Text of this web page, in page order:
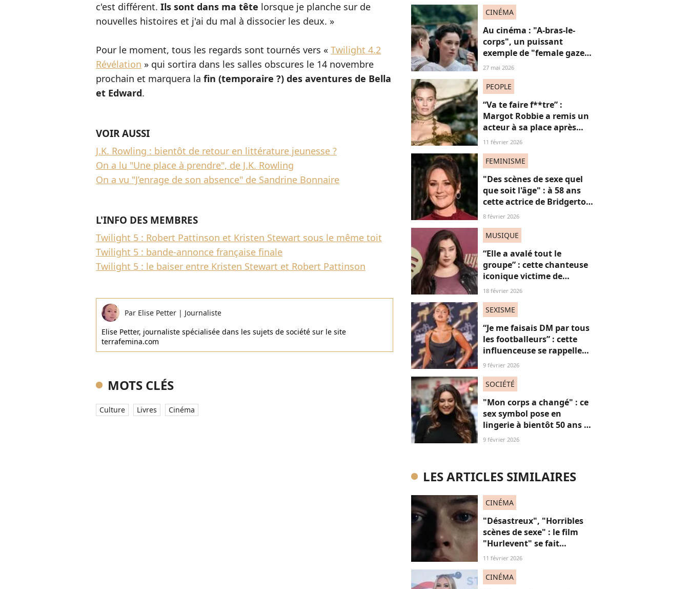
c'est différent. Ils sont dans ma tête lorsque je planche sur de
nouvelles histoires et j'ai du mal à dissocier les deux. »
Pour le moment, tous les regards sont tournés vers « Twilight 4.2
Révélation » qui sortira dans les salles obscures le 14 novembre
prochain et marquera la fin (temporaire ?) des aventures de Bella
et Edward.
VOIR AUSSI
J.K. Rowling : bientôt de retour en littérature jeunesse ?
On a lu "Une place à prendre", de J.K. Rowling
On a vu "J’enrage de son absence" de Sandrine Bonnaire
L'INFO DES MEMBRES
Twilight 5 : Robert Pattinson et Kristen Stewart sous le même toit
Twilight 5 : bande-annonce française finale
Twilight 5 : le baiser entre Kristen Stewart et Robert Pattinson
Par Elise Petter | Journaliste
Elise Petter, journaliste spécialisée dans les sujets de société sur le site
terrafemina.com
MOTS CLÉS
Culture Livres Cinéma
CINÉMA
Au cinéma : "A-bras-le-
corps", un puissant
exemple de "female gaze"
à voir à tout prix
27 mai 2026
PEOPLE
“Va te faire f**tre” :
Margot Robbie a remis un
acteur à sa place après
qu’il lui a conseillé de
11 février 2026
FEMINISME
"Des scènes de sexe quel
que soit l'âge" : à 58 ans
cette actrice de Bridgerton
veut briser les tabous à
8 février 2026
MUSIQUE
“Elle a avalé tout le
groupe” : cette chanteuse
iconique victime de
grossophobie suite à ces
18 février 2026
SEXISME
“Je me faisais DM par tous
les footballeurs” : cette
influenceuse se rappelle
l’hypersexualisation
14 ans
9 février 2026
SOCIÉTÉ
"Mon corps a changé" : ce
sex symbol pose en
lingerie à bientôt 50 ans et
défend ses courbes "body
9 février 2026
LES ARTICLES SIMILAIRES
CINÉMA
"Désastreux", "Horribles
scènes de sexe" : le film
"Hurlevent" se fait
détruire par la presse, et si
sexistes ?
11 février 2026
CINÉMA